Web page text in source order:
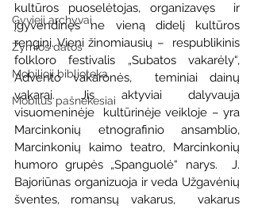
Gyvieji archyvai
Žymios datos
Mobilioji biblioteka
Mobilūs pašnekesiai
kultūros puoselėtojas, organizavęs  ir
įgyvendinęs ne vieną didelį kultūros
renginį. Vieni žinomiausių –  respublikinis
folkloro festivalis „Subatos vakarėly“,
Advento vakaronės,  teminiai dainų
vakarai. Jis aktyviai dalyvauja
visuomeninėje  kultūrinėje veikloje – yra
Marcinkonių etnografinio ansamblio,
Marcinkonių kaimo teatro, Marcinkonių
humoro grupės „Spanguolė“ narys.  J.
Bajoriūnas organizuoja ir veda Užgavėnių
šventes, romansų vakarus,  vakarus